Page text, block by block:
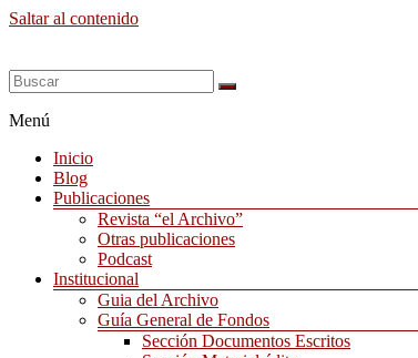
Saltar al contenido
Menú
Inicio
Blog
Publicaciones
Revista “el Archivo”
Otras publicaciones
Podcast
Institucional
Guia del Archivo
Guía General de Fondos
Sección Documentos Escritos